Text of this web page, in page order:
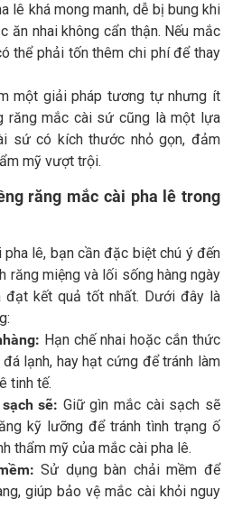
lê khá mong manh, dễ bị bung khi
ăn nhai không cẩn thận. Nếu mắc
thể phải tốn thêm chi phí để thay
một giải pháp tương tự nhưng ít
răng mắc cài sứ cũng là một lựa
sứ có kích thước nhỏ gọn, đảm
mỹ vượt trội.
răng mắc cài pha lê trong
pha lê, bạn cần đặc biệt chú ý đến
răng miệng và lối sống hàng ngày
đạt kết quả tốt nhất. Dưới đây là
Hạn chế nhai hoặc cắn thức
lạnh, hay hạt cứng để tránh làm
tinh tế.
sẽ: Giữ gìn mắc cài sạch sẽ
kỹ lưỡng để tránh tình trạng ố
thẩm mỹ của mắc cài pha lê.
Sử dụng bàn chải mềm để
giúp bảo vệ mắc cài khỏi nguy